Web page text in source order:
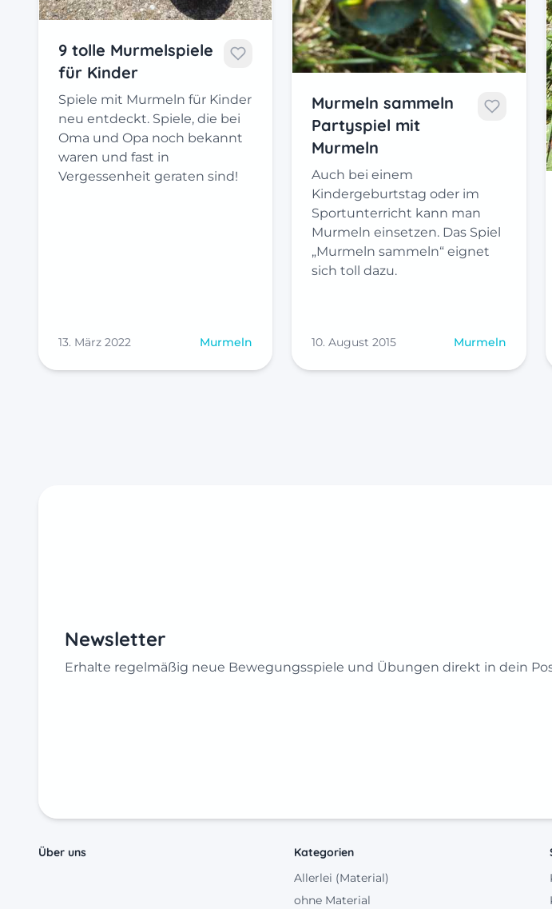
9 tolle Murmelspiele
für Kinder
Spiele mit Murmeln für Kinder
neu entdeckt. Spiele, die bei
Oma und Opa noch bekannt
waren und fast in
Vergessenheit geraten sind!
13. März 2022 Murmeln
Murmeln sammeln
Partyspiel mit
Murmeln
Auch bei einem
Kindergeburtstag oder im
Sportunterricht kann man
Murmeln einsetzen. Das Spiel
„Murmeln sammeln“ eignet
sich toll dazu.
10. August 2015 Murmeln
Newsletter
Erhalte regelmäßig neue Bewegungsspiele und Übungen direkt in dein
Über uns
Kategorien
Allerlei (Material)
ohne Material